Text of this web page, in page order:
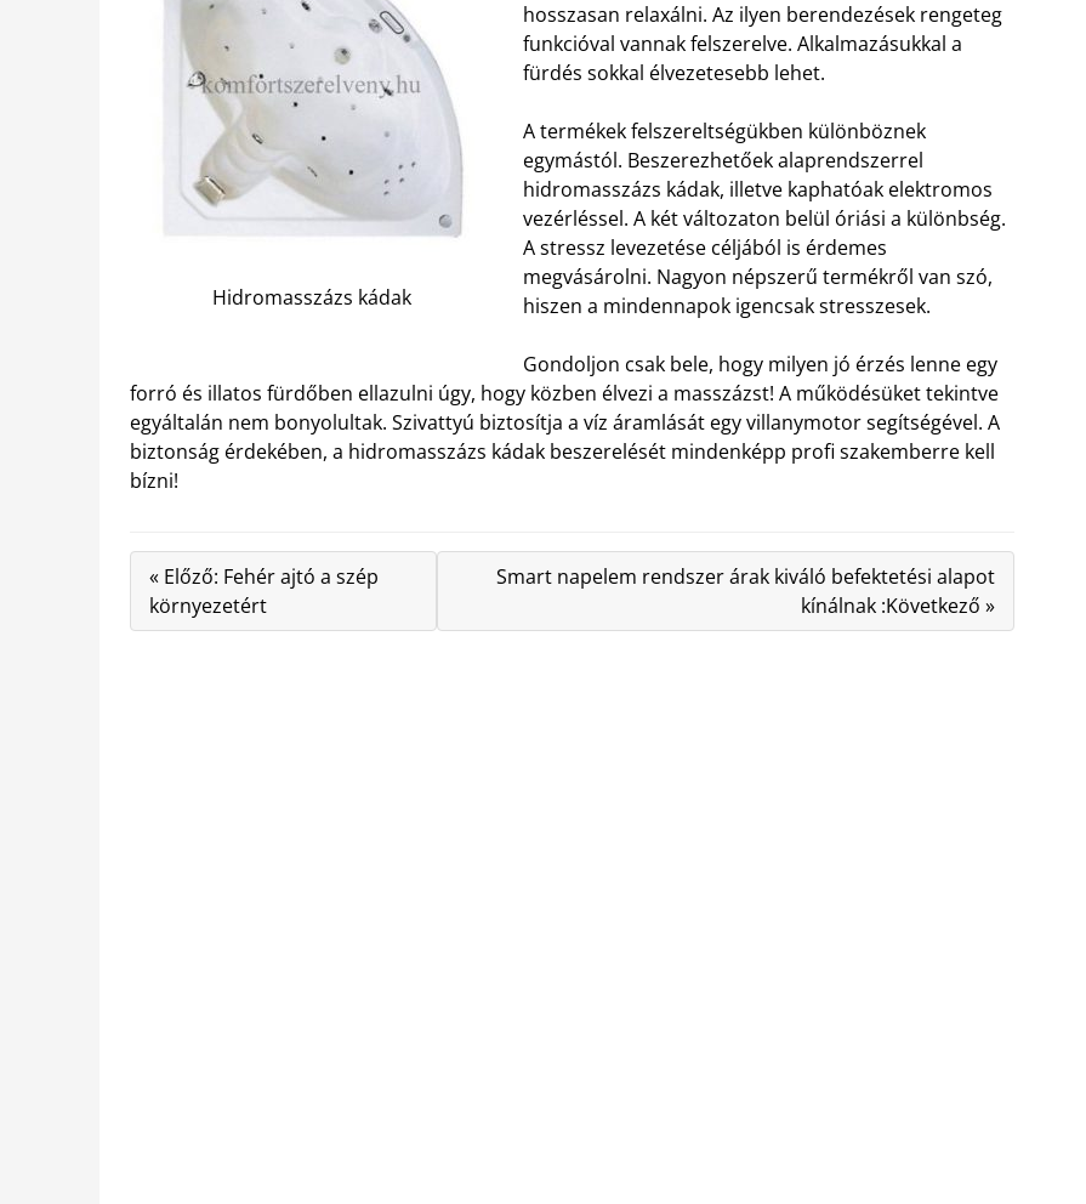
Hidromasszázs kádak
hosszasan relaxálni. Az ilyen berendezések rengeteg
funkcióval vannak felszerelve. Alkalmazásukkal a
fürdés sokkal élvezetesebb lehet.
A termékek felszereltségükben különböznek
egymástól. Beszerezhetőek alaprendszerrel
hidromasszázs kádak, illetve kaphatóak elektromos
vezérléssel. A két változaton belül óriási a különbség.
A stressz levezetése céljából is érdemes
megvásárolni. Nagyon népszerű termékről van szó,
hiszen a mindennapok igencsak stresszesek.
Gondoljon csak bele, hogy milyen jó érzés lenne egy
forró és illatos fürdőben ellazulni úgy, hogy közben élvezi a masszázst! A működésüket tekintve
egyáltalán nem bonyolultak. Szivattyú biztosítja a víz áramlását egy villanymotor segítségével. A
biztonság érdekében, a hidromasszázs kádak beszerelését mindenképp profi szakemberre kell
bízni!
« Előző: Fehér ajtó a szép
környezetért
Smart napelem rendszer árak kiváló befektetési alapot
kínálnak :Következő »